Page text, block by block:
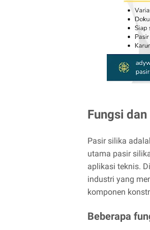
Fungsi
Pasir silika
utama pasir
aplikasi teknis.
industri yang
komponen
Beberapa